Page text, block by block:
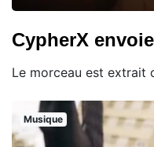
CypherX
Le morceau est extrait
Musique